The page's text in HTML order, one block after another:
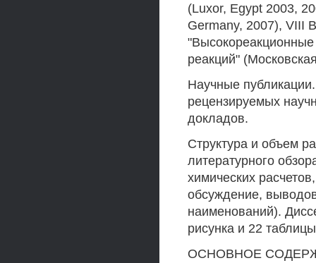
(Luxor, Egypt 2003,
Germany, 2007), VIII
реакций"
Научные
рецензируемых
докладов.
Структура и объем
литературного
химических
обсуждение,
наименований).
рисунка и 22
ОСНОВНОЕ